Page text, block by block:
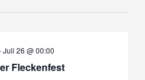
Fleckenfest
Juli 26 @ 00:00